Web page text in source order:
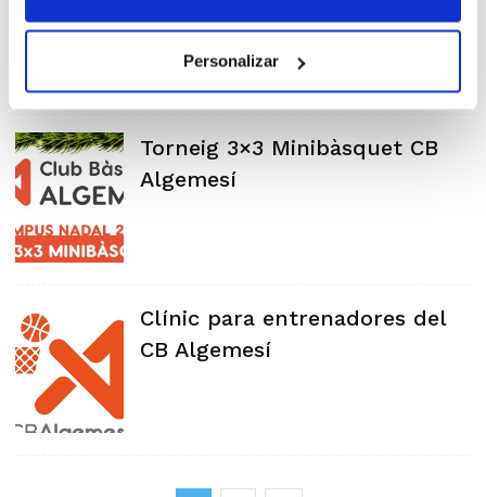
Personalizar
Torneig 3×3 Minibàsquet CB
Algemesí
Clínic para entrenadores del
CB Algemesí